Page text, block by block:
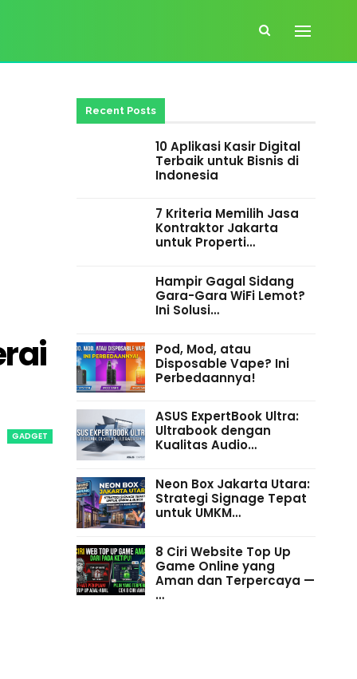
GADGET
Recent Posts
10 Aplikasi Kasir Digital
Terbaik untuk Bisnis di
Indonesia
7 Kriteria Memilih Jasa
Kontraktor Jakarta
untuk Properti…
Hampir Gagal Sidang
Gara-Gara WiFi Lemot?
Ini Solusi…
Pod, Mod, atau
Disposable Vape? Ini
Perbedaannya!
ASUS ExpertBook Ultra:
Ultrabook dengan
Kualitas Audio…
Neon Box Jakarta Utara:
Strategi Signage Tepat
untuk UMKM…
8 Ciri Website Top Up
Game Online yang
Aman dan Terpercaya —
…